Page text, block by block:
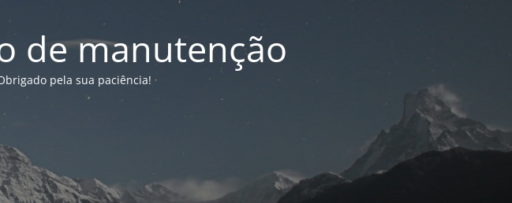
de manutenção
pela sua paciência!